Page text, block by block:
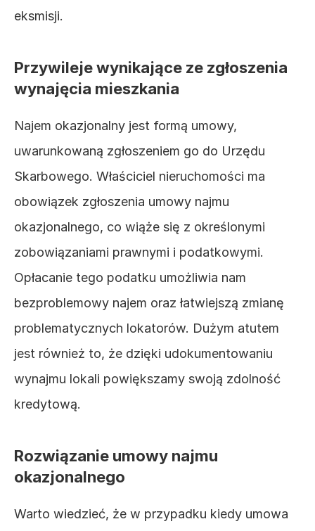
eksmisji.
Przywileje wynikające ze zgłoszenia
wynajęcia mieszkania
Najem okazjonalny jest formą umowy,
uwarunkowaną zgłoszeniem go do Urzędu
Skarbowego. Właściciel nieruchomości ma
obowiązek zgłoszenia umowy najmu
okazjonalnego, co wiąże się z określonymi
zobowiązaniami prawnymi i podatkowymi.
Opłacanie tego podatku umożliwia nam
bezproblemowy najem oraz łatwiejszą zmianę
problematycznych lokatorów. Dużym atutem
jest również to, że dzięki udokumentowaniu
wynajmu lokali powiększamy swoją zdolność
kredytową.
Rozwiązanie umowy najmu
okazjonalnego
Warto wiedzieć, że w przypadku kiedy umowa